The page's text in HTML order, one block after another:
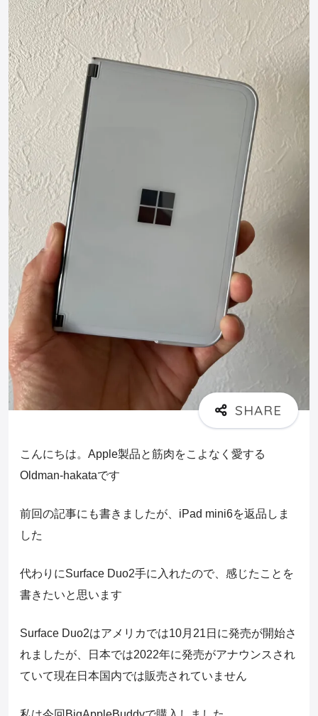
こんにちは。Apple製品と筋肉をこよなく愛する
Oldman-hakataです
前回の記事にも書きましたが、iPad mini6を返品しま
した
代わりにSurface Duo2手に入れたので、感じたことを
書きたいと思います
Surface Duo2はアメリカでは10月21日に発売が開始さ
れましたが、日本では2022年に発売がアナウンスされ
ていて現在日本国内では販売されていません